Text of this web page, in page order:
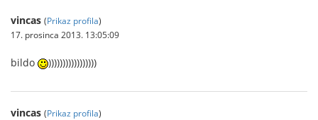
vincas (Prikaz profila)
17. prosinca 2013. 13:05:09
bildo )))))))))))))))))
vincas (Prikaz profila)